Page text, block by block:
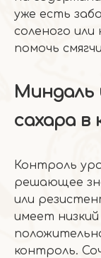
уже есть
соленого
помочь
Миндаль
сахара в
Контроль
решающее
или
имеет низкий
контроль.